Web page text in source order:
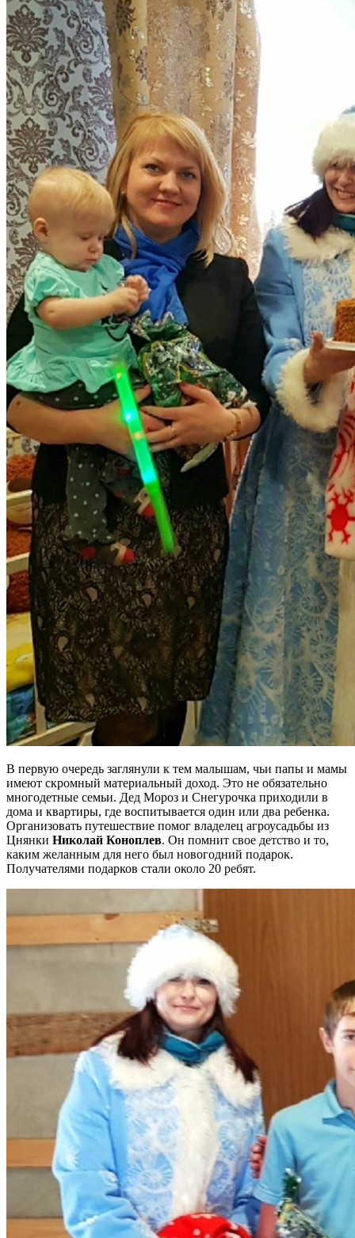
В первую очередь заглянули к тем малышам, чьи папы и мамы
имеют скромный материальный доход. Это не обязательно
многодетные семьи. Дед Мороз и Снегурочка приходили в
дома и квартиры, где воспитывается один или два ребенка.
Организовать путешествие помог владелец агроусадьбы из
Цнянки Николай Коноплев. Он помнит свое детство и то,
каким желанным для него был новогодний подарок.
Получателями подарков стали около 20 ребят.